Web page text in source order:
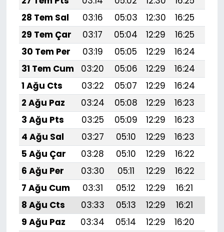
28 Tem Sal
03:16 05:03 12:30 16:25
29 Tem Çar
03:17 05:04 12:29 16:25
30 Tem Per
03:19 05:05 12:29 16:24
31 Tem Cum
03:20 05:06 12:29 16:24
1 Ağu Cts
03:22 05:07 12:29 16:24
2 Ağu Paz
03:24 05:08 12:29 16:23
3 Ağu Pts
03:25 05:09 12:29 16:23
4 Ağu Sal
03:27 05:10 12:29 16:23
5 Ağu Çar
03:28 05:10 12:29 16:22
6 Ağu Per
03:30 05:11 12:29 16:22
7 Ağu Cum
03:31 05:12 12:29 16:21
8 Ağu Cts
03:33 05:13 12:29 16:21
9 Ağu Paz
03:34 05:14 12:29 16:20